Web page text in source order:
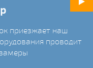
приезжает наш
проводит